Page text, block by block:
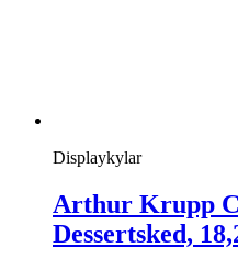
Displaykylar
Arthur Krupp
Dessertsked,